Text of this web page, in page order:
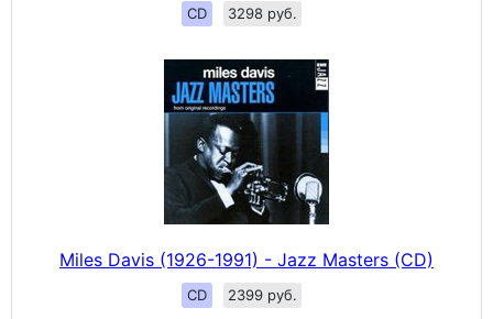
CD 3298 руб.
Miles Davis (1926-1991) - Jazz Masters (CD)
CD 2399 руб.